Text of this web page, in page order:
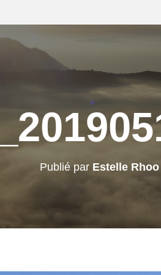
Publié par Estelle Rhoo